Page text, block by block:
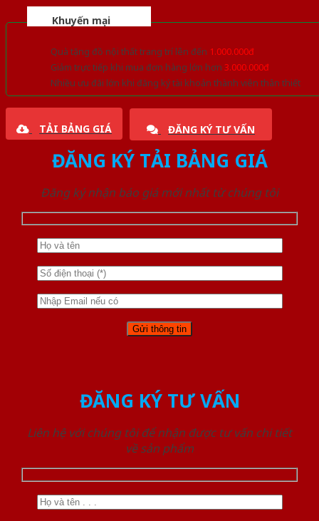
Khuyến mại
Quà tặng đồ nội thất trang trí lên đến 1.000.000đ
Giảm trực tiếp khi mua đơn hàng lớn hơn 3.000.000đ
Nhiều ưu đãi lớn khi đăng ký tài khoản thành viên thân thiết
TẢI BẢNG GIÁ ĐĂNG KÝ TƯ VẤN
ĐĂNG KÝ TẢI BẢNG GIÁ
Đăng ký nhận báo giá mới nhất từ chúng tôi
ĐĂNG KÝ TƯ VẤN
Liên hệ với chúng tôi để nhận được tư vấn chi tiết
về sản phẩm